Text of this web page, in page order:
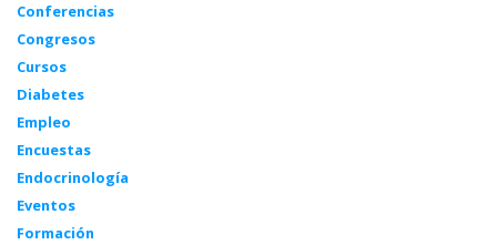
Conferencias
Congresos
Cursos
Diabetes
Empleo
Encuestas
Endocrinología
Eventos
Formación